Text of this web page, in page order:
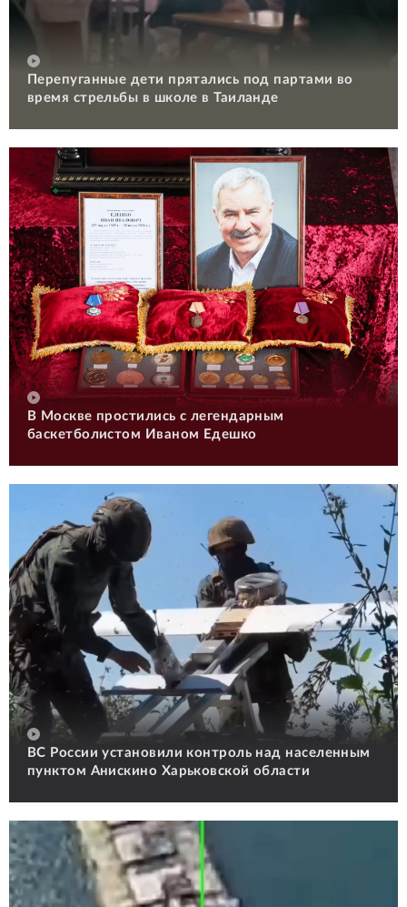
Перепуганные дети прятались под партами во
время стрельбы в школе в Таиланде
В Москве простились с легендарным
баскетболистом Иваном Едешко
ВС России установили контроль над населенным
пунктом Анискино Харьковской области